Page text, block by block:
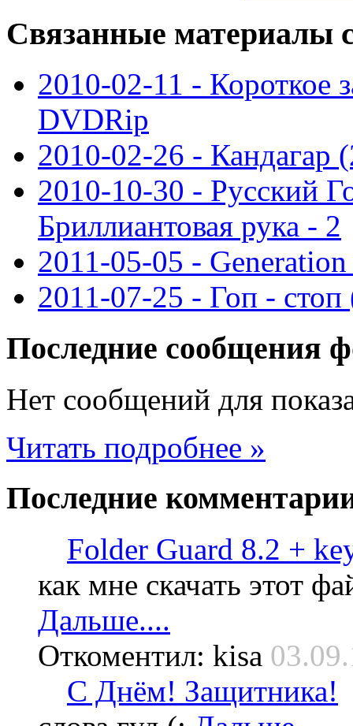
Связанные материалы
2010-02-11 - Короткое
DVDRip
2010-02-26 - Кандагар
2010-10-30 - Русский
Бриллиантовая рука - 2
2011-05-05 -
2011-07-25 - Гоп -
Последние сообщения
Нет сообщений для
Читать подробнее »
Последние
Folder Guard 8.2 +
как мне скачать этот
Дальше....
Откоментил: kisa
С Днём! Защитника!